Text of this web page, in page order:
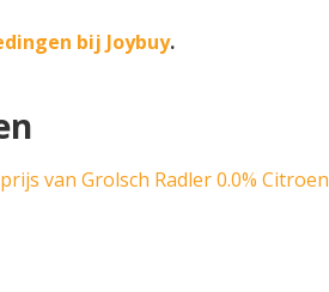
bij Joybuy.
prijs van Grolsch Radler 0.0% Citroen